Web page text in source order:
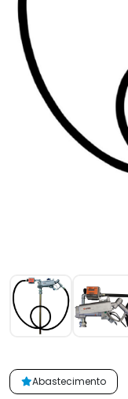
Abastecimento